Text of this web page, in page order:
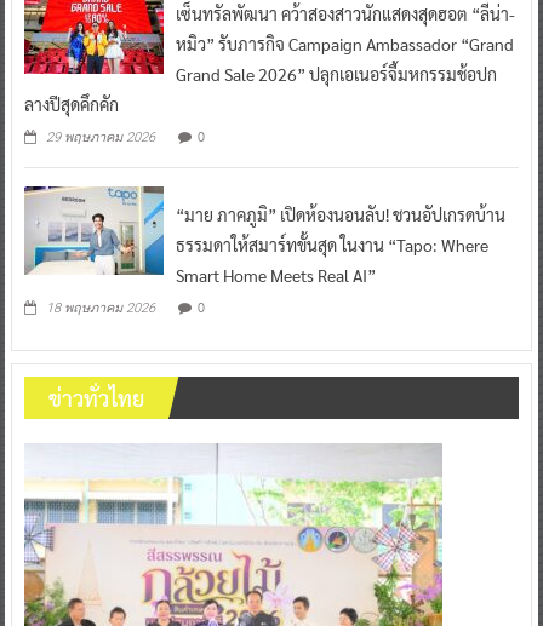
เซ็นทรัลพัฒนา คว้าสองสาวนักแสดงสุดฮอต “ลีน่า-
หมิว” รับภารกิจ Campaign Ambassador “Grand
Grand Sale 2026” ปลุกเอเนอร์จี้มหกรรมช้อปก
ลางปีสุดคึกคัก
29 พฤษภาคม 2026 0
“มาย ภาคภูมิ” เปิดห้องนอนลับ! ชวนอัปเกรดบ้าน
ธรรมดาให้สมาร์ทขั้นสุด ในงาน “Tapo: Where
Smart Home Meets Real AI”
18 พฤษภาคม 2026 0
ข่าวทั่วไทย